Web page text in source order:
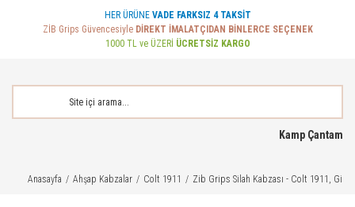
HER ÜRÜNE VADE FARKSIZ 4 TAKSİT
ZİB Grips Güvencesiyle DİREKT İMALATÇIDAN BİNLERCE SEÇENEK
1000 TL ve ÜZERİ ÜCRETSİZ KARGO
Kamp Çantam
Anasayfa Ahşap Kabzalar Colt 1911 Zib Grips Silah Kabzası - Colt 1911,